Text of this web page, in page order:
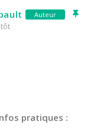
Auteur
tôt
pratiques :